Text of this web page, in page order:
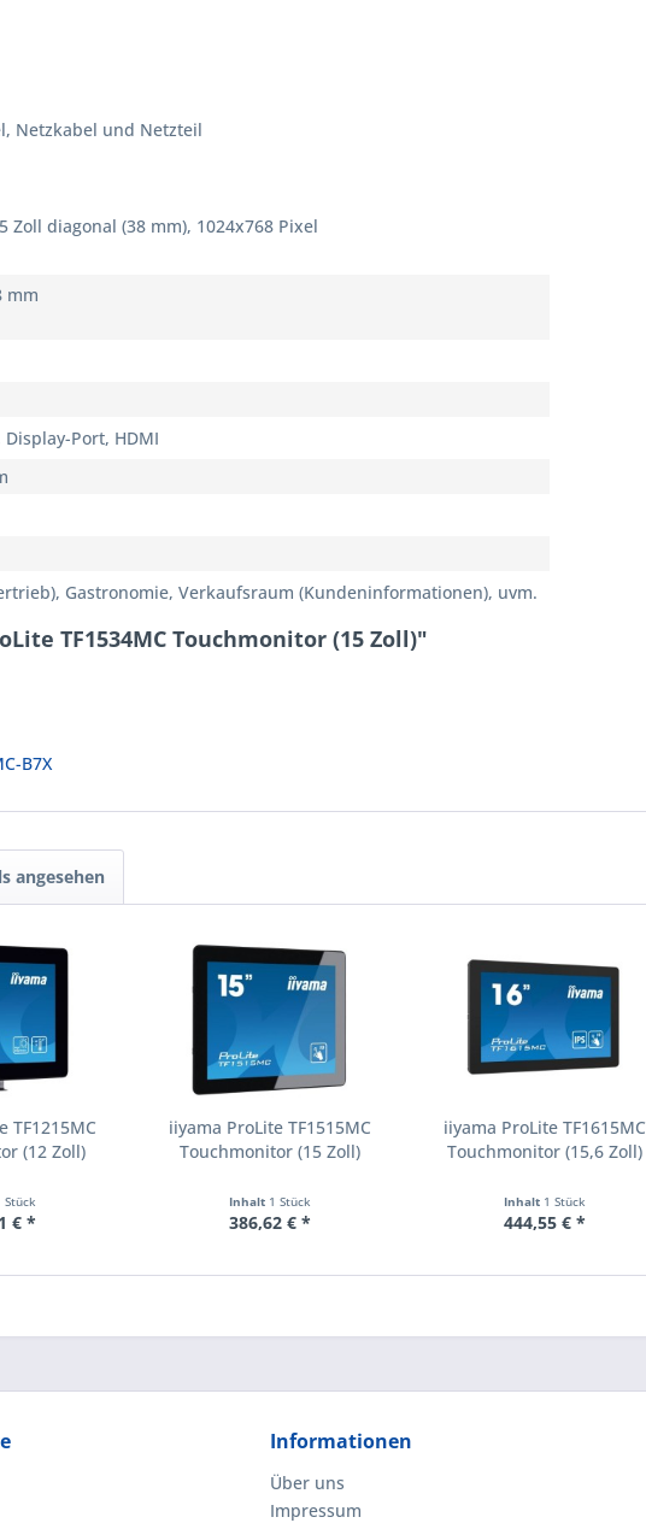
Netzkabel und Netzteil
Zoll diagonal (38 mm), 1024x768 Pixel
mm
Display-Port, HDMI
Gastronomie, Verkaufsraum (Kundeninformationen), uvm.
TF1534MC Touchmonitor (15 Zoll)"
B7X
angesehen
TF1215MC
(12 Zoll)
Stück
€ *
iiyama ProLite TF1515MC
Touchmonitor (15 Zoll)
Inhalt 1 Stück
386,62 € *
iiyama ProLite TF1615MC
Touchmonitor (15,6 Zoll)
Inhalt 1 Stück
444,55 € *
Informationen
Über uns
Impressum